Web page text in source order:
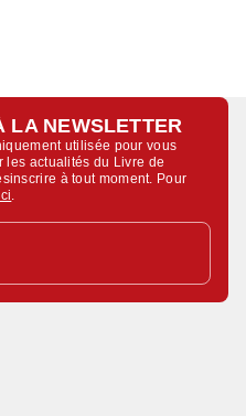
LA NEWSLETTER
utilisée pour vous
les actualités du Livre de
à tout moment. Pour